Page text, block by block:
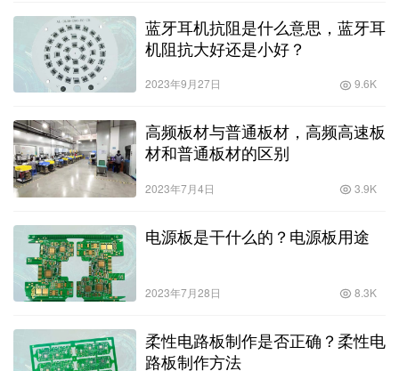
蓝牙耳机抗阻是什么意思，蓝牙耳
机阻抗大好还是小好？
2023年9月27日 9.6K
高频板材与普通板材，高频高速板
材和普通板材的区别
2023年7月4日 3.9K
电源板是干什么的？电源板用途
2023年7月28日 8.3K
柔性电路板制作是否正确？柔性电
路板制作方法